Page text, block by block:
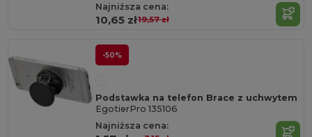
Najniższa cena:
10,65 zł19,57 zł
-50%
Podstawka na telefon Brace z uchwytem
EgotierPro 135106
Najniższa cena: